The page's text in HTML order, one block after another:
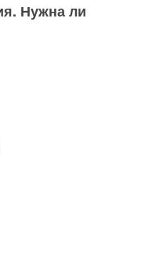
Нужна ли